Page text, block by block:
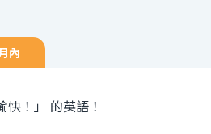
內
！」 的英語！